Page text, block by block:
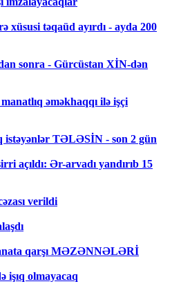
xüsusi təqaüd ayırdı - ayda 200
sonra - Gürcüstan XİN-dən
əməkhaqqı ilə işçi
istəyənlər TƏLƏSİN - son 2 gün
açıldı: Ər-arvadı yandırıb 15
verildi
qarşı MƏZƏNNƏLƏRİ
işıq olmayacaq